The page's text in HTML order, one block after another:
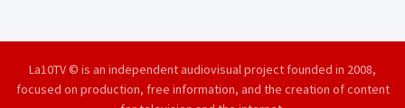
La10TV © is an independent audiovisual project founded in 2008,
focused on production, free information, and the creation of content